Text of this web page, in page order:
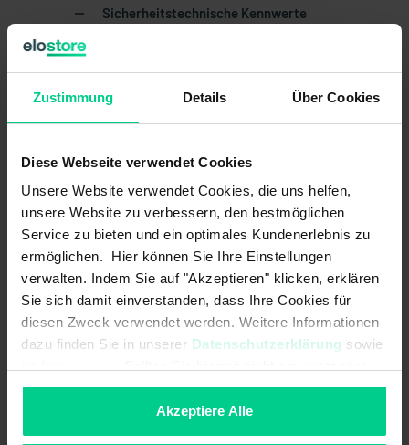
Zustimmung Details Über Cookies
Diese Webseite verwendet Cookies
Unsere Website verwendet Cookies, die uns helfen,
unsere Website zu verbessern, den bestmöglichen
Service zu bieten und ein optimales Kundenerlebnis zu
ermöglichen. Hier können Sie Ihre Einstellungen
verwalten. Indem Sie auf "Akzeptieren" klicken, erklären
Sie sich damit einverstanden, dass Ihre Cookies für
diesen Zweck verwendet werden. Weitere Informationen
dazu finden Sie in unserer Datenschutzerklärung sowie
sein, können Sie die Verwendung von Cookies hier
Akzeptiere Alle
Sicherheitstechnische Kennwerte
Gebrauchsdauer in Jahren:
Struktur nach EN ISO 13849-1: Zweikanalig
Bauart nach EN ISO 14119:
Codierung nach EN ISO 14119: gering
Mechanische Daten
Gehäusebauform: zylindrisch